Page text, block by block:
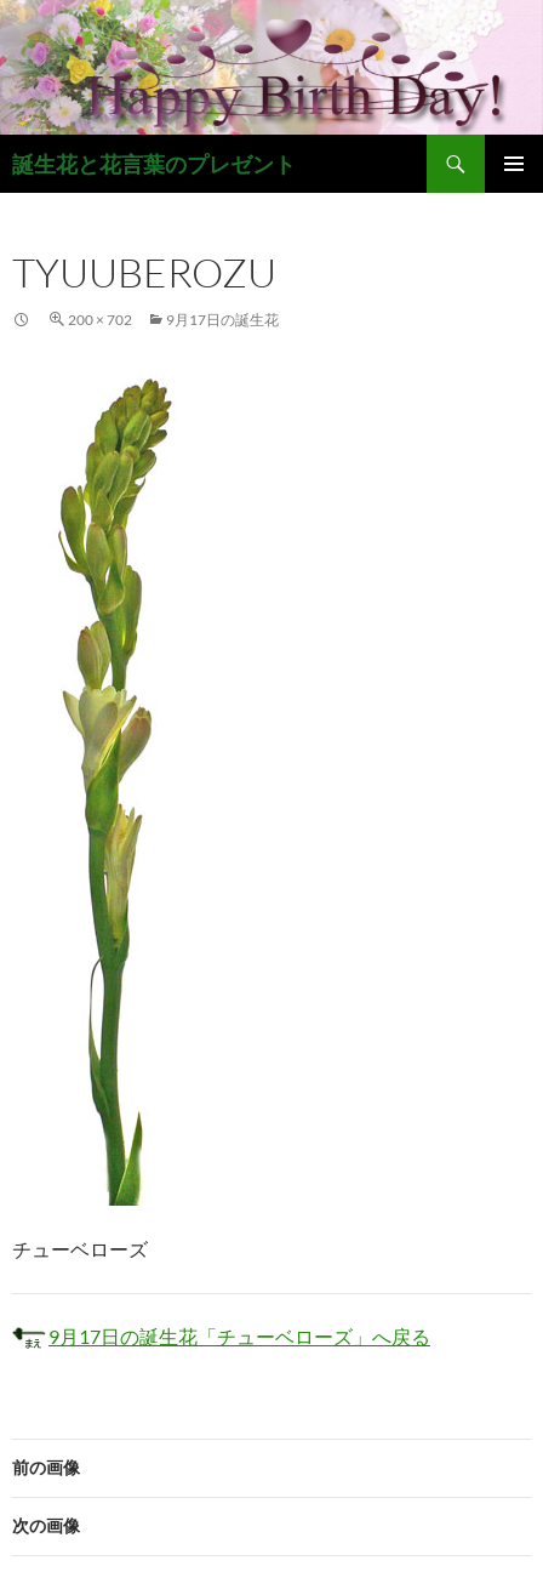
コ
ン
テ
ン
ツ
へ
ス
誕生花と花言葉のプレゼント
検
索
TYUUBEROZU
200 × 702 9月17日の誕生花
チューベローズ
9月17日の誕生花「チューベローズ」へ戻る
前の画像
次の画像